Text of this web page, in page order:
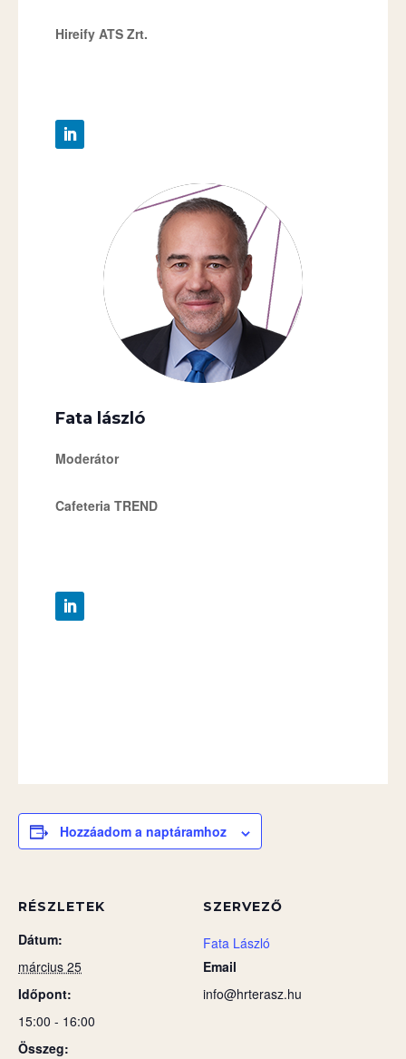
Hireify ATS Zrt.
Fata lászló
Moderátor
Cafeteria TREND
Hozzáadom a naptáramhoz
RÉSZLETEK
Dátum:
március 25
Időpont:
15:00 - 16:00
Összeg:
SZERVEZŐ
Fata László
Email
info@hrterasz.hu